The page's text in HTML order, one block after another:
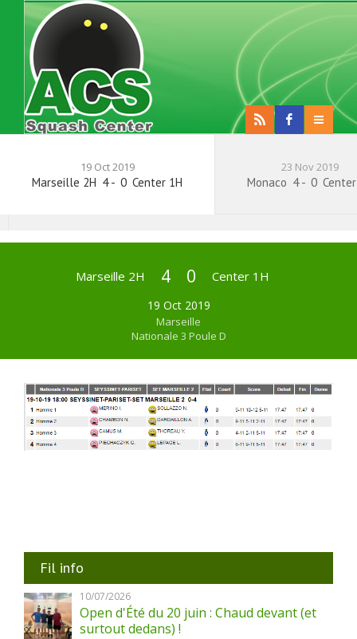
19 Oct 2019
Marseille 2H 4 - 0 Center 1H
23 Nov 2019
Monaco 4 - 0
Marseille 2H 4 0 Center 1H
19 Oct 2019
Marseille
Nationale 3 Poule D
Fil info
10/07/2026
Open d'Été du 20 juin : Chaud devant (et
surtout dedans) !